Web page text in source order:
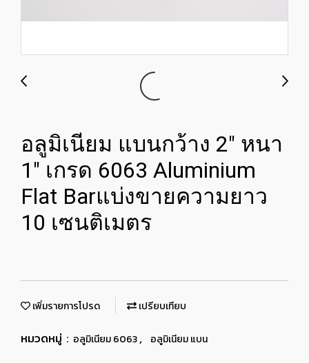
อลูมิเนียม แบนกว้าง 2" หนา
1" เกรด 6063 Aluminium
Flat Barแบ่งขายความยาว
10 เซนติเมตร
เพิ่มรายการโปรด เปรียบเทียบ
หมวดหมู่ : อลูมิเนียม 6063, อลูมิเนียม แบน